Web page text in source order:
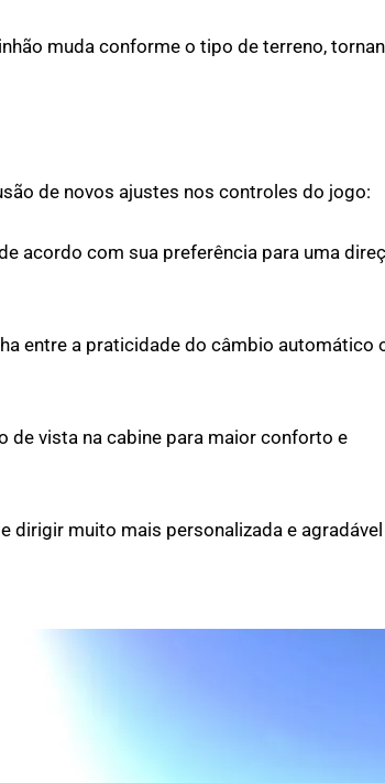
muda conforme o tipo de terreno,
de novos ajustes nos controles do jogo:
acordo com sua preferência para uma
entre a praticidade do câmbio automático
de vista na cabine para maior conforto e
dirigir muito mais personalizada e agradável